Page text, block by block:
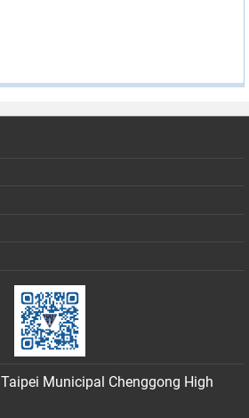
Taipei Municipal Chenggong High